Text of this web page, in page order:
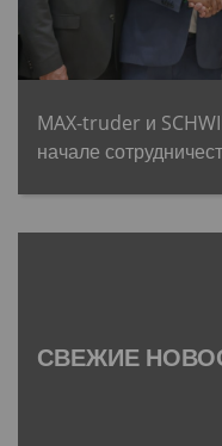
MAX-truder и
начале
СВЕЖИЕ